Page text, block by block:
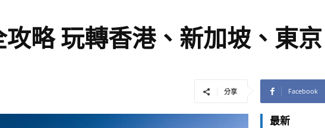
略 玩轉香港、新加坡、東京
分享 Facebook
最新